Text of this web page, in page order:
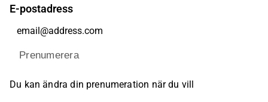
E-postadress
Prenumerera
Du kan ändra din prenumeration när du vill